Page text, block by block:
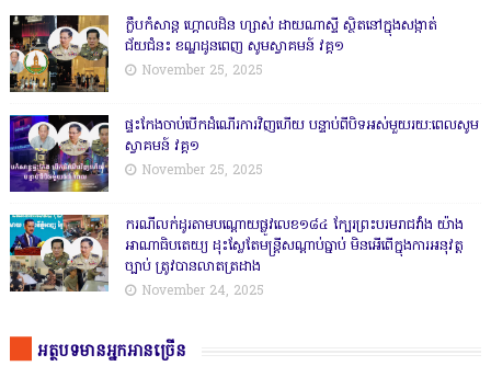
ក្លឹបកំសាន្ត ហ្គោលដិន ហ្សាស់ ដាយណាស្ទី ស្ថិតនៅក្នុងសង្កាត់
ជ័យជំនះ ខណ្ឌដូនពេញ សូមស្វាគមន៍ វគ្គ១
November 25, 2025
ផ្ទះកែងចាប់បើកដំណើរការវិញហើយ បន្ទាប់ពីបិទអស់មួយរយ:ពេលសូម
ស្វាគមន៍ វគ្គ១
November 25, 2025
ករណីលក់ដូរតាមបណ្តោយផ្លូវលេខ១៨៤ ក្បែរព្រះបរមរាជវាំង យ៉ាង
អាណាធិបតេយ្យ ដុះស្លែតែមន្ត្រីសណ្តាប់ធ្នាប់ មិនអើពើក្នុងការអនុវត្ត
ច្បាប់ ត្រូវបានលាតត្រដាង
November 24, 2025
អត្ថបទមានអ្នកអានច្រើន